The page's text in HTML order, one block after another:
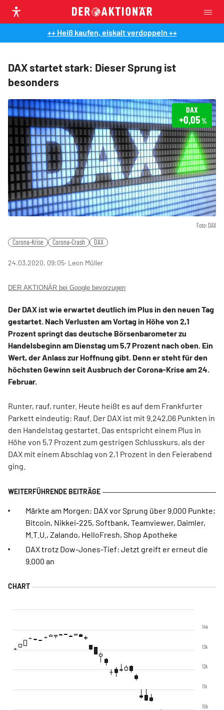
++ Heiß kaufen, eiskalt verdoppeln ++
DAX startet stark: Dieser Sprung ist
besonders
Foto: DAX
DAX
+0,05%
Corona-Krise Corona-Crash DAX
24.03.2020, 09:05‧ Leon Müller
DER AKTIONÄR bei Google bevorzugen
Der DAX ist wie erwartet deutlich im Plus in den neuen Tag
gestartet. Nach Verlusten am Vortag in Höhe von 2,1
Prozent springt das deutsche Börsenbarometer zu
Handelsbeginn am Dienstag um 5,7 Prozent nach oben. Ein
Wert, der Anlass zur Hoffnung gibt. Denn er steht für den
höchsten Gewinn seit Ausbruch der Corona-Krise am 24.
Februar.
Runter, rauf, runter. Heute heißt es auf dem Frankfurter
Parkett eindeutig: Rauf. Der DAX ist mit 9.242,06 Punkten in
den Handelstag gestartet. Das entspricht einem Plus in
Höhe von 5,7 Prozent zum gestrigen Schlusskurs, als der
DAX mit einem Abschlag von 2,1 Prozent in den Feierabend
ging.
Märkte am Morgen: DAX vor Sprung über 9.000 Punkte;
Bitcoin, Nikkei-225, Softbank, Teamviewer, Daimler,
M.T.U., Zalando, HelloFresh, Shop Apotheke
DAX trotz Dow-Jones-Tief: Jetzt greift er erneut die
9.000 an
10k
11k
12k
13k
14k